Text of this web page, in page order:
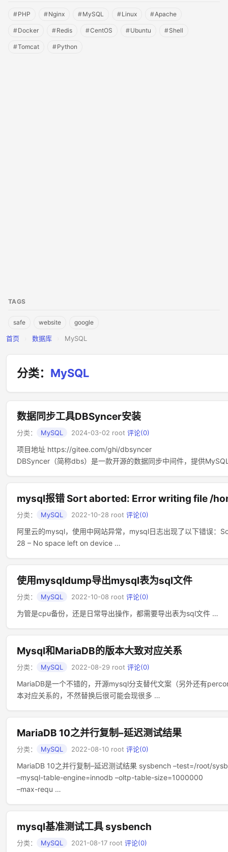
其他
Tomcat
集群
测试
Redis
SQLServer
#PHP #Nginx #MySQL #Linux #Apache
#Docker #Redis #CentOS #Ubuntu #Shell
#Tomcat #Python
TAGS
safe website google
首页 数据库 MySQL
分类： MySQL
数据同步工具DBSyncer安装
分类： MySQL 2024-03-02 root 评论(0)
项目地址 https://gitee.com/ghi/dbsyncer
DBSyncer（简称dbs）是一款开源的数据同步中间件，提供
mysql报错 Sort aborted: Error writing file /
分类： MySQL 2022-10-28 root 评论(0)
阿里云的mysql，使用中网站异常，mysql日志出现了以下错误
28 – No space left on device …
使用mysqldump导出mysql表为sql文件
分类： MySQL 2022-10-08 root 评论(0)
为管是cpu备份，还是日常导出操作，都需要导出表为sql文件 …
Mysql和MariaDB的版本大致对应关系
分类： MySQL 2022-08-29 root 评论(0)
MariaDB是一个不错的，开源mysql分支替代文案（另外还有
本对应关系的，不然替换后很可能会现很多 …
MariaDB 10之并行复制–延迟测试结果
分类： MySQL 2022-08-10 root 评论(0)
MariaDB 10之并行复制–延迟测试结果 sysbench –test=/root/
–mysql-table-engine=innodb –oltp-table-size=1000000
–max-requ …
mysql基准测试工具 sysbench
分类： MySQL 2021-08-17 root 评论(0)